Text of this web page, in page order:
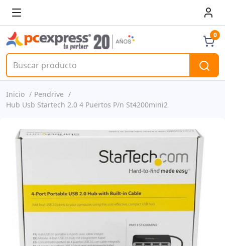
0
Inicio
Pendrive
Hub Usb Startech 2.0 4 Puertos P/n St4200mini2